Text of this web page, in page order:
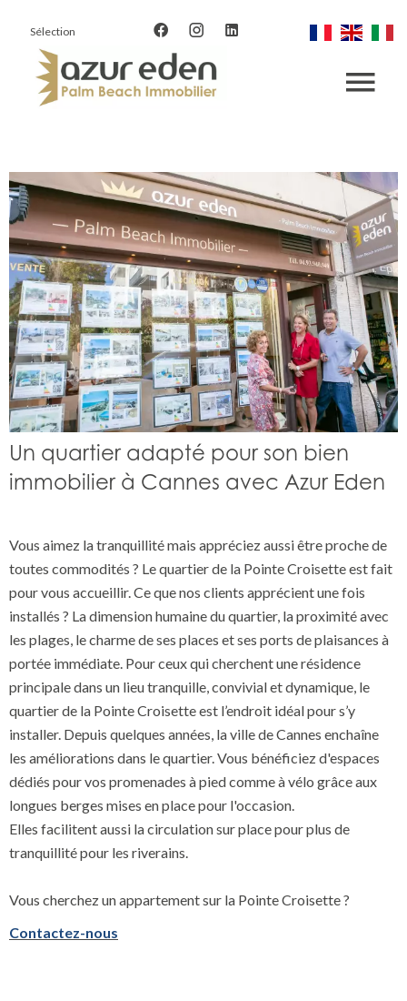
Sélection
Un quartier adapté pour son bien
immobilier à Cannes avec Azur Eden
Vous aimez la tranquillité mais appréciez aussi être proche de
toutes commodités ? Le quartier de la Pointe Croisette est fait
pour vous accueillir. Ce que nos clients apprécient une fois
installés ? La dimension humaine du quartier, la proximité avec
les plages, le charme de ses places et ses ports de plaisances à
portée immédiate. Pour ceux qui cherchent une résidence
principale dans un lieu tranquille, convivial et dynamique, le
quartier de la Pointe Croisette est l’endroit idéal pour s’y
installer. Depuis quelques années, la ville de Cannes enchaîne
les améliorations dans le quartier. Vous bénéficiez d'espaces
dédiés pour vos promenades à pied comme à vélo grâce aux
longues berges mises en place pour l'occasion.
Elles facilitent aussi la circulation sur place pour plus de
tranquillité pour les riverains.
Vous cherchez un appartement sur la Pointe Croisette ?
Contactez-nous